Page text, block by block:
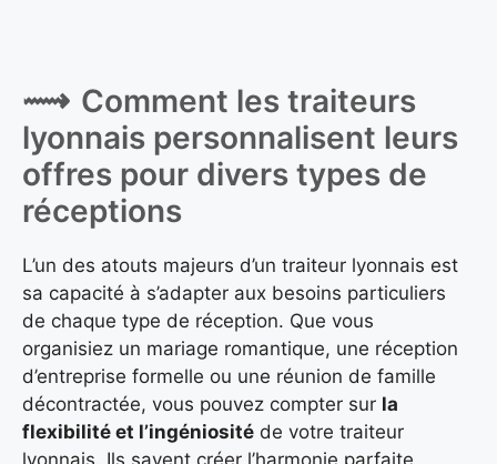
Comment les traiteurs
lyonnais personnalisent leurs
offres pour divers types de
réceptions
L’un des atouts majeurs d’un traiteur lyonnais est
sa capacité à s’adapter aux besoins particuliers
de chaque type de réception. Que vous
organisiez un mariage romantique, une réception
d’entreprise formelle ou une réunion de famille
décontractée, vous pouvez compter sur la
flexibilité et l’ingéniosité de votre traiteur
lyonnais. Ils savent créer l’harmonie parfaite